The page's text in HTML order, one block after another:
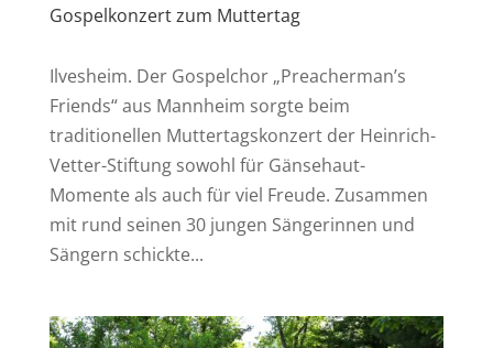
Gospelkonzert zum Muttertag
Ilvesheim. Der Gospelchor „Preacherman’s
Friends“ aus Mannheim sorgte beim
traditionellen Muttertagskonzert der Heinrich-
Vetter-Stiftung sowohl für Gänsehaut-
Momente als auch für viel Freude. Zusammen
mit rund seinen 30 jungen Sängerinnen und
Sängern schickte...